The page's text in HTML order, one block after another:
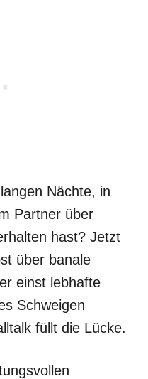
Nächte, in
Partner über
hast? Jetzt
über banale
einst lebhafte
Schweigen
füllt die Lücke.